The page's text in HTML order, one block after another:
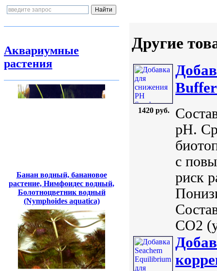
Аквариумные
растения
Банан водный, банановое
растение, Нимфоидес водный,
Болотноцветник водный
(Nymphoides aquatica)
Другие
1420 руб.
pH.
с
риск
CO2